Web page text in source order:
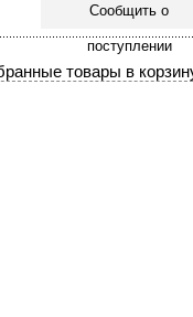
Сообщить о
поступлении